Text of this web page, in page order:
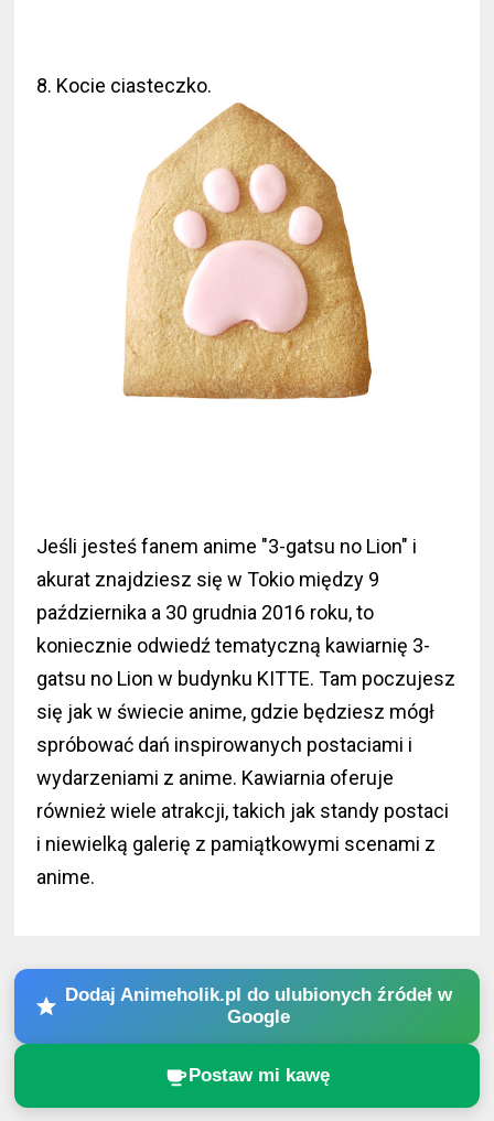
8. Kocie ciasteczko.
Jeśli jesteś fanem anime "3-gatsu no Lion" i
akurat znajdziesz się w Tokio między 9
października a 30 grudnia 2016 roku, to
koniecznie odwiedź tematyczną kawiarnię 3-
gatsu no Lion w budynku KITTE. Tam poczujesz
się jak w świecie anime, gdzie będziesz mógł
spróbować dań inspirowanych postaciami i
wydarzeniami z anime. Kawiarnia oferuje
również wiele atrakcji, takich jak standy postaci
i niewielką galerię z pamiątkowymi scenami z
anime.
Dodaj Animeholik.pl do ulubionych źródeł w
Google
Postaw mi kawę